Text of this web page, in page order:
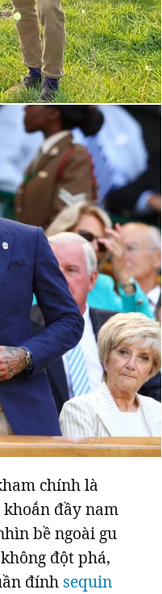
chính là
đầy nam
bề ngoài gu
đột phá,
đính sequin